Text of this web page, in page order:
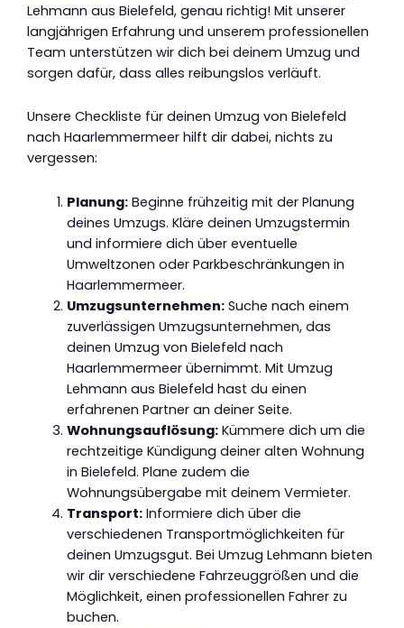
Lehmann aus Bielefeld, genau richtig! Mit unserer
langjährigen Erfahrung und unserem professionellen
Team unterstützen wir dich bei deinem Umzug und
sorgen dafür, dass alles reibungslos verläuft.
Unsere Checkliste für deinen Umzug von Bielefeld
nach Haarlemmermeer hilft dir dabei, nichts zu
vergessen:
Planung:Beginne frühzeitig mit der Planung
deines Umzugs. Kläre deinen Umzugstermin
und informiere dich über eventuelle
Umweltzonen oder Parkbeschränkungen in
Haarlemmermeer.
Umzugsunternehmen:Suche nach einem
zuverlässigen Umzugsunternehmen, das
deinen Umzug von Bielefeld nach
Haarlemmermeer übernimmt. Mit Umzug
Lehmann aus Bielefeld hast du einen
erfahrenen Partner an deiner Seite.
Wohnungsauflösung:Kümmere dich um die
rechtzeitige Kündigung deiner alten Wohnung
in Bielefeld. Plane zudem die
Wohnungsübergabe mit deinem Vermieter.
Transport:Informiere dich über die
verschiedenen Transportmöglichkeiten für
deinen Umzugsgut. Bei Umzug Lehmann bieten
wir dir verschiedene Fahrzeuggrößen und die
Möglichkeit, einen professionellen Fahrer zu
buchen.